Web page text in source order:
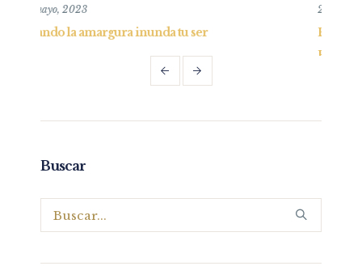
Entendiendo y practicando el perdón
Parte I